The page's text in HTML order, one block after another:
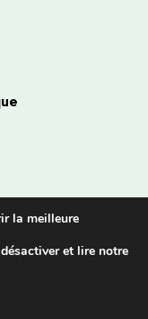
à 96%
la meilleure
et lire notre